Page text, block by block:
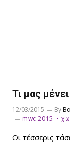
Τι μας
12/03/2015 By
mwc 2015
Οι τέσσερις